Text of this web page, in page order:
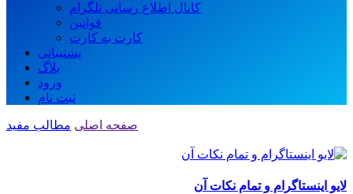
کانال اطلاع رسانی تلگرام
قوانین
کارت به کارت
پشتیبانی
بلاگ
ورود
ثبت نام
صفحه اصلی مطالب مفید
لایو اینستاگرام و تمام نکات آن